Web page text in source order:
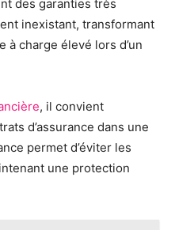
des garanties très
inexistant, transformant
à charge élevé lors d’un
, il convient
d’assurance dans une
permet d’éviter les
une protection